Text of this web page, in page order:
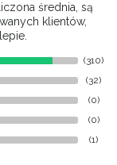
średnia, są
klientów,
(310)
(32)
(0)
(0)
(1)